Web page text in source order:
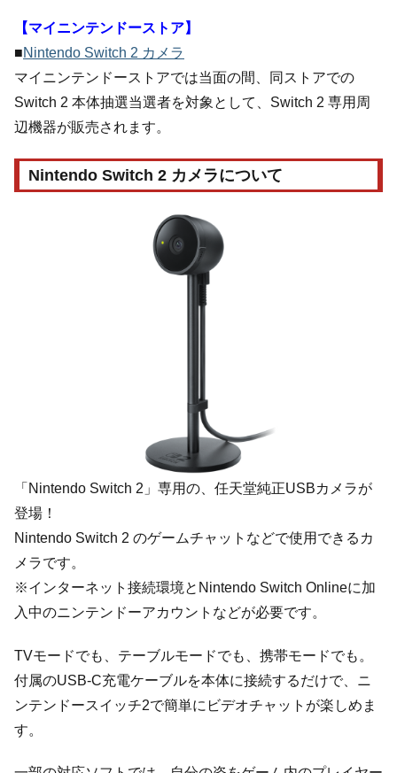
【マイニンテンドーストア】
■Nintendo Switch 2 カメラ
マイニンテンドーストアでは当面の間、同ストアでの
Switch 2 本体抽選当選者を対象として、Switch 2 専用周
辺機器が販売されます。
Nintendo Switch 2 カメラについて
「Nintendo Switch 2」専用の、任天堂純正USBカメラが
登場！
Nintendo Switch 2 のゲームチャットなどで使用できるカ
メラです。
※インターネット接続環境とNintendo Switch Onlineに加
入中のニンテンドーアカウントなどが必要です。
TVモードでも、テーブルモードでも、携帯モードでも。
付属のUSB-C充電ケーブルを本体に接続するだけで、ニ
ンテンドースイッチ2で簡単にビデオチャットが楽しめま
す。